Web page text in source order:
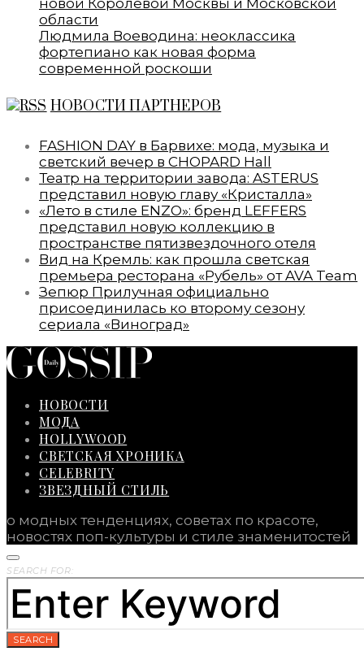
области
Людмила Воеводина: неоклассика
фортепиано как новая форма
современной роскоши
НОВОСТИ ПАРТНЕРОВ
FASHION DAY в Барвихе: мода, музыка и
светский вечер в CHOPARD Hall
Театр на территории завода: ASTERUS
представил новую главу «Кристалла»
«Лето в стиле ENZO»: бренд LEFFERS
представил новую коллекцию в
пространстве пятизвездочного отеля
Вид на Кремль: как прошла светская
премьера ресторана «Рубель» от AVA Team
Зепюр Прилучная официально
присоединилась ко второму сезону
сериала «Виноград»
НОВОСТИ
МОДА
HOLLYWOOD
СВЕТСКАЯ ХРОНИКА
CELEBRITY
ЗВЕЗДНЫЙ СТИЛЬ
о модных тенденциях, советах по красоте,
новостях поп-культуры и стиле знаменитостей
SEARCH FOR:
SEARCH